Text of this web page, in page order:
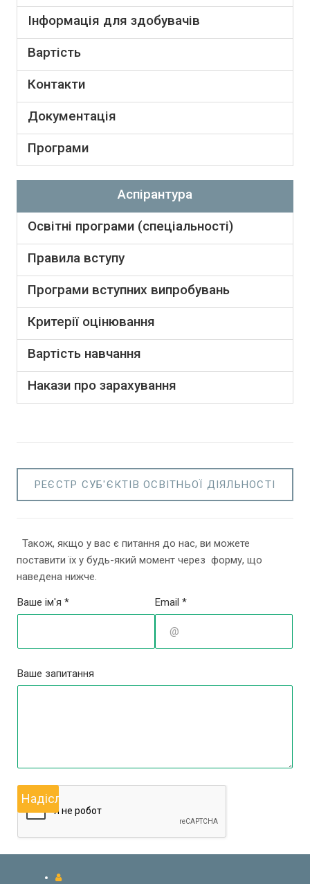
Інформація для здобувачів
Вартість
Контакти
Документація
Програми
Аспірантура
Освітні програми (спеціальності)
Правила вступу
Програми вступних випробувань
Критерії оцінювання
Вартість навчання
Накази про зарахування
РЕЄСТР СУБ'ЄКТІВ ОСВІТНЬОЇ ДІЯЛЬНОСТІ
Також, якщо у вас є питання до нас, ви можете
поставити їх у будь-який момент через форму, що
наведена нижче.
Ваше ім'я * Email *
Ваше запитання